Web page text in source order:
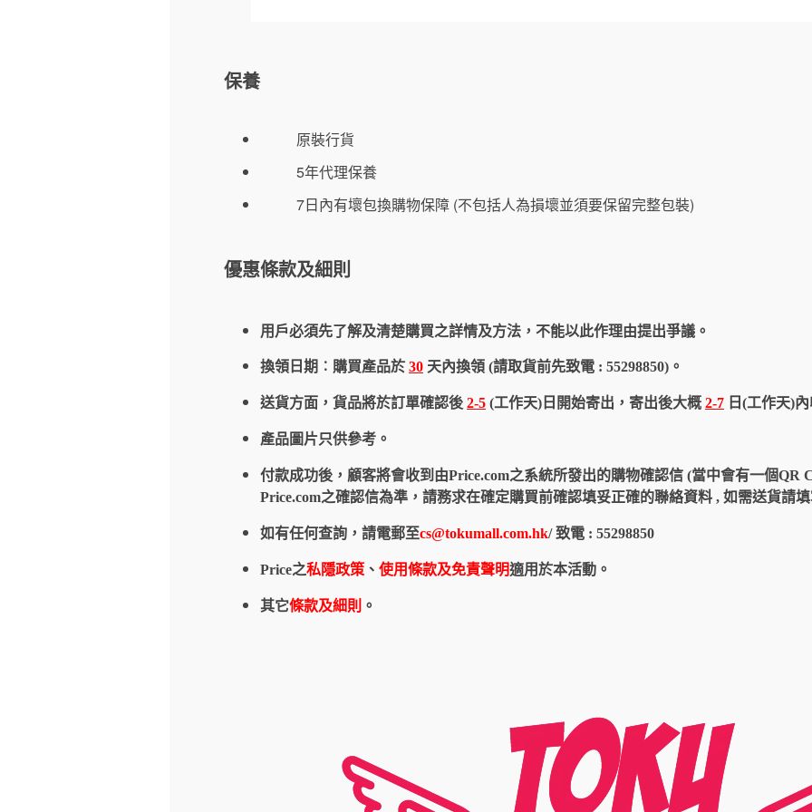
保養
原裝行貨
5年代理保養
7日內有壞包換購物保障 (不包括人為損壞並須要保留完整包裝)
優惠條款及細則
用戶必須先了解及清楚購買之詳情及方法，不能以此作理由提出爭議。
換領日期︰購買產品於 30 天內換領 (請取貨前先致電 : 55298850)。
送貨方面，貨品將於訂單確認後 2-5 (工作天)日開始寄出，寄出後大概 2-7 日(工作天)
產品圖片只供參考。
付款成功後，顧客將會收到由Price.com之系統所發出的購物確認信 (當中會有一個QR
Price.com之確認信為準，請務求在確定購買前確認填妥正確的聯絡資料 , 如需送貨請
如有任何查詢，請電郵至cs@tokumall.com.hk/ 致電 : 55298850
Price之私隱政策 、 使用條款及免責聲明適用於本活動。
其它條款及細則 。